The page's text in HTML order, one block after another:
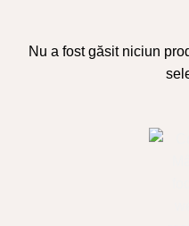
Nu a fost găsit niciun